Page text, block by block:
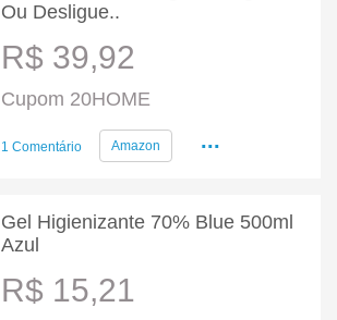
Ou Desligue..
R$ 39,92
Cupom 20HOME
1 Comentário Amazon ...
Gel Higienizante 70% Blue 500ml
Azul
R$ 15,21